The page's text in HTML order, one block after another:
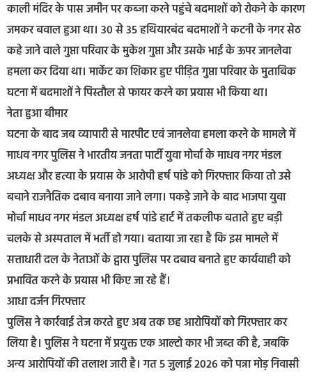
काली मंदिर के पास जमीन पर कब्जा करने पहुंचे बदमाशों को रोकने के कारण
जमकर बवाल हुआ था। 30 से 35 हथियारबंद बदमाशों ने कटनी के नगर सेठ
कहे जाने वाले गुप्ता परिवार के मुकेश गुप्ता और उसके भाई के ऊपर जानलेवा
हमला कर दिया था। मार्केट का शिकार हुए पीड़ित गुप्ता परिवार के मुताबिक
घटना में बदमाशों ने पिस्तौल से फायर करने का प्रयास भी किया था।
नेता हुआ बीमार
घटना के बाद जब व्यापारी से मारपीट एवं जानलेवा हमला करने के मामले में
माधव नगर पुलिस ने भारतीय जनता पार्टी युवा मोर्चा के माधव नगर मंडल
अध्यक्ष और हत्या के प्रयास के आरोपी हर्ष पांडे को गिरफ्तार किया तो उसे
बचाने राजनैतिक दबाव बनाया जाने लगा। पकड़े जाने के बाद भाजपा युवा
मोर्चा माधव नगर मंडल अध्यक्ष हर्ष पांडे हार्ट में तकलीफ बताते हुए बड़ी
चलके से अस्पताल में भर्ती हो गया। बताया जा रहा है कि इस मामले में
सत्ताधारी दल के नेताओं के द्वारा पुलिस पर दबाव बनाते हुए कार्यवाही को
प्रभावित करने के प्रयास भी किए जा रहे हैं।
आधा दर्जन गिरफ्तार
पुलिस ने कार्रवाई तेज करते हुए अब तक छह आरोपियों को गिरफ्तार कर
लिया है। पुलिस ने घटना में प्रयुक्त एक आल्टो कार भी जब्त की है, जबकि
अन्य आरोपियों की तलाश जारी है। गत 5 जुलाई 2026 को पन्ना मोड़ निवासी